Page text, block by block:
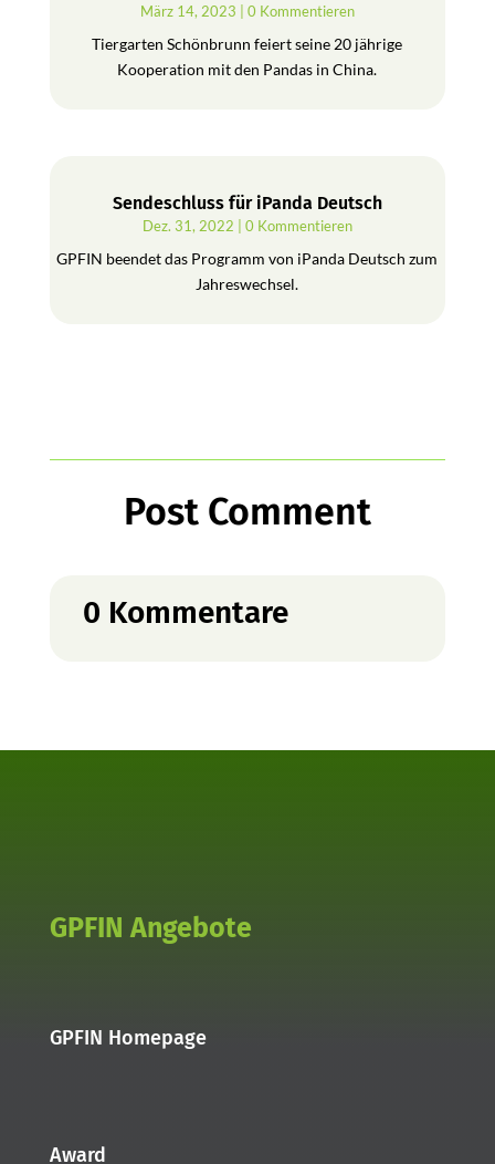
März 14, 2023 | 0 Kommentieren
Tiergarten Schönbrunn feiert seine 20 jährige
Kooperation mit den Pandas in China.
Sendeschluss für iPanda Deutsch
Dez. 31, 2022 | 0 Kommentieren
GPFIN beendet das Programm von iPanda Deutsch zum
Jahreswechsel.
Post Comment
0 Kommentare
GPFIN Angebote
GPFIN Homepage
Award